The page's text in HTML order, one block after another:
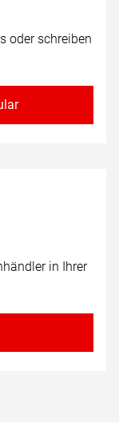
oder schreiben
in Ihrer